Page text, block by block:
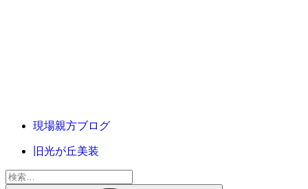
現場親方ブログ
旧光が丘美装
検